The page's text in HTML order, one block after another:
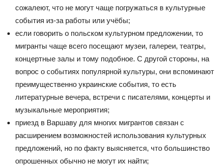
сожалеют, что не могут чаще погружаться в культурные
события из-за работы или учёбы;
если говорить о польском культурном предложении, то
мигранты чаще всего посещают музеи, галереи, театры,
концертные залы и тому подобное. С другой стороны, на
вопрос о событиях популярной культуры, они вспоминают
преимущественно украинские события, то есть
литературные вечера, встречи с писателями, концерты и
музыкальные мероприятия;
приезд в Варшаву для многих мигрантов связан с
расширением возможностей использования культурных
предложений, но по факту выясняется, что большинство
опрошенных обычно не могут их найти;